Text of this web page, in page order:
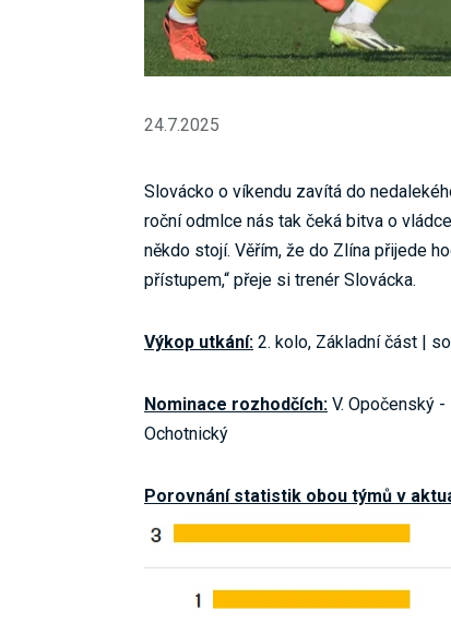
24.7.2025
Slovácko o víkendu zavítá do
roční odmlce nás tak čeká bitva o
někdo stojí. Věřím, že do Zlína přijede
přístupem,“ přeje si trenér Slovácka.
Výkop utkání: 2. kolo, Základní část |
Nominace rozhodčích: V. Opočenský -
Ochotnický
Porovnání statistik obou týmů v